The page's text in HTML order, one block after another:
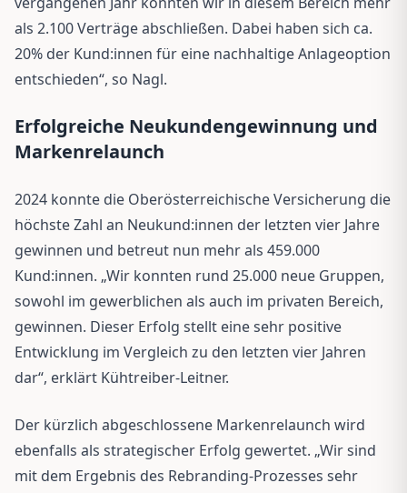
als 2.100 Verträge abschließen. Dabei haben sich ca.
20% der Kund:innen für eine nachhaltige Anlageoption
entschieden“, so Nagl.
Erfolgreiche Neukundengewinnung und
Markenrelaunch
2024 konnte die Oberösterreichische Versicherung die
höchste Zahl an Neukund:innen der letzten vier Jahre
gewinnen und betreut nun mehr als 459.000
Kund:innen. „Wir konnten rund 25.000 neue Gruppen,
sowohl im gewerblichen als auch im privaten Bereich,
gewinnen. Dieser Erfolg stellt eine sehr positive
Entwicklung im Vergleich zu den letzten vier Jahren
dar“, erklärt Kühtreiber-Leitner.
Der kürzlich abgeschlossene Markenrelaunch wird
ebenfalls als strategischer Erfolg gewertet. „Wir sind
mit dem Ergebnis des Rebranding-Prozesses sehr